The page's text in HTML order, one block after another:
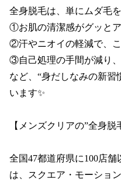
全身脱毛は、単にムダ毛
①お肌の清潔感がグッと
②汗やニオイの軽減で、
③自己処理の手間が減り
など、“身だしなみの新習
います✨
【メンズクリアの”全身脱
全国47都道府県に100店
は、スクエア・モーショ